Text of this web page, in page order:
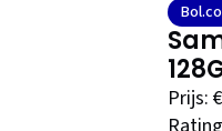
Prijs: